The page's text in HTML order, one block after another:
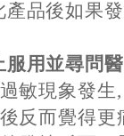
產品後如果
服用並尋問
敏現象發生
反而覺得更